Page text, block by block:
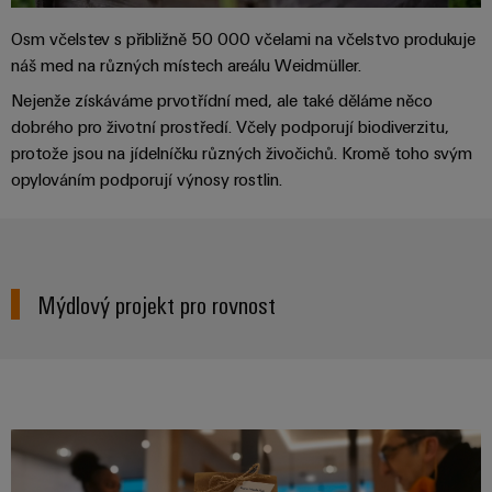
Strojní
zařízení
Řešení
různá
odvětví
strojové
tovární
Budoucnost
energie
Řešení
Platforma
průmyslových
služeb
easyConnect
Řídicí
systém
elektrárny
zařízení
svorkovnice
PCB
jednotky
I/O
Systémy
Průmyslový
Ethernet
Technické
energie
Weidmüller
NAVŠTIVTE
PŘEHLED
a
akce
Digital
Experience
Český
virtuální
Osm včelstev s přibližně 50 000 včelami na včelstvo produkuje
náš med na různých místech areálu Weidmüller.
Nejenže získáváme prvotřídní med, ale také děláme něco
dobrého pro životní prostředí. Včely podporují biodiverzitu,
protože jsou na jídelníčku různých živočichů. Kromě toho svým
opylováním podporují výnosy rostlin.
Mýdlový projekt pro rovnost